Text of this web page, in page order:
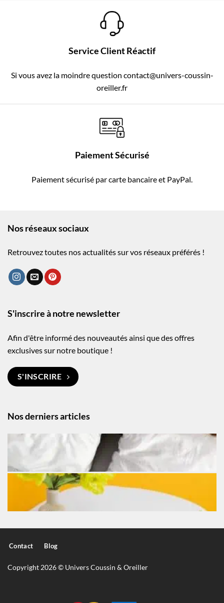
Service Client Réactif
Si vous avez la moindre question contact@univers-coussin-
oreiller.fr
Paiement Sécurisé
Paiement sécurisé par carte bancaire et PayPal.
Nos réseaux sociaux
Retrouvez toutes nos actualités sur vos réseaux préférés !
Nos derniers articles
S'inscrire à notre newsletter
Afin d'être informé des nouveautés ainsi que des offres
exclusives sur notre boutique !
S'INSCRIRE
Contact Blog
Copyright 2026 © Univers Coussin & Oreiller